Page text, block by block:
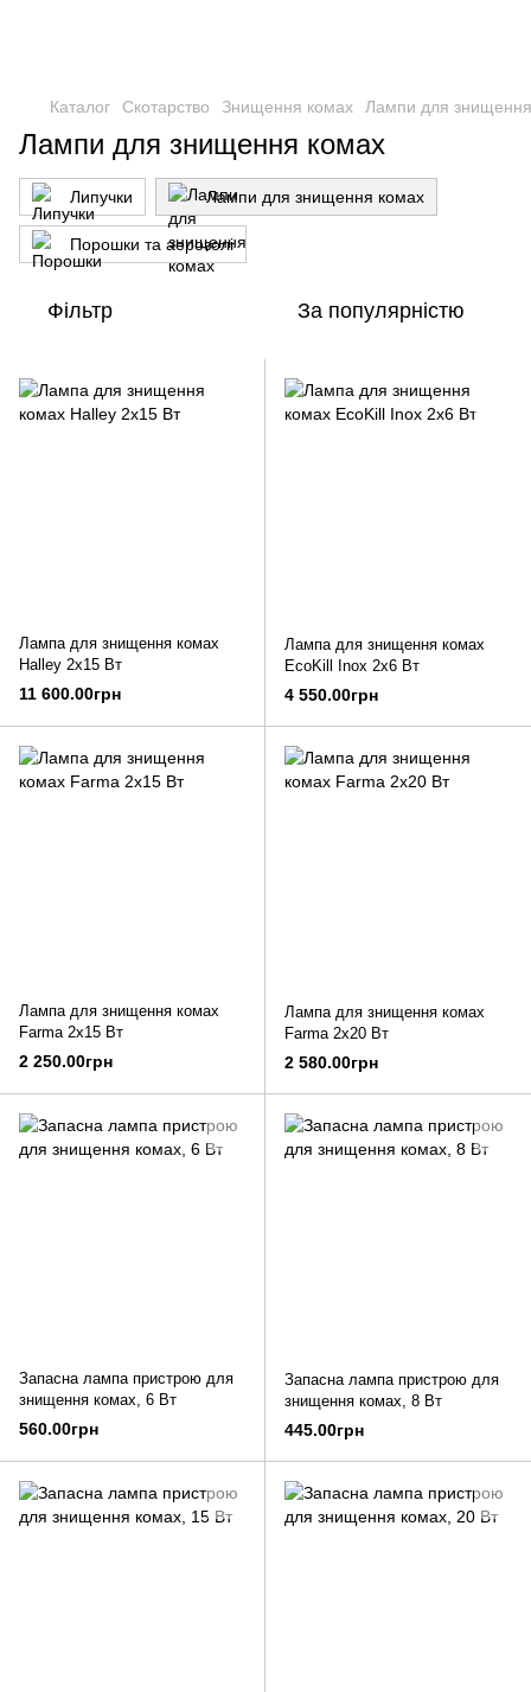
Каталог Скотарство Знищення комах Лампи для
Лампи для знищення комах
Липучки Лампи для знищення комах
Порошки та аерозолі
Фільтр За популярністю
Лампа для знищення комах
Halley 2x15 Вт
11 600.00грн
Лампа для знищення комах
EcoKill Inox 2x6 Вт
4 550.00грн
Лампа для знищення комах
Farma 2x15 Вт
2 250.00грн
Лампа для знищення комах
Farma 2x20 Вт
2 580.00грн
Запасна лампа пристрою для
знищення комах, 6 Вт
560.00грн
Запасна лампа пристрою для
знищення комах, 8 Вт
445.00грн